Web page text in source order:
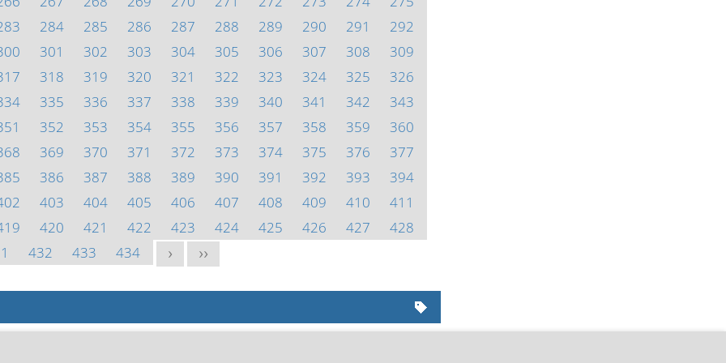
284 285 286 287 288 289 290 291
292
301 302 303 304 305 306 307 308
309
318 319 320 321 322 323 324 325
326
335 336 337 338 339 340 341 342
343
352 353 354 355 356 357 358 359
360
369 370 371 372 373 374 375 376
377
386 387 388 389 390 391 392 393
394
403 404 405 406 407 408 409 410
411
420 421 422 423 424 425 426 427
428
432 433 434 > >>